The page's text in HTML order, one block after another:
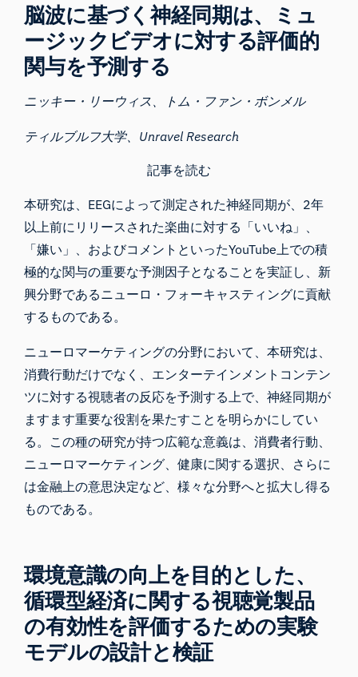
脳波に基づく神経同期は、ミュ
ージックビデオに対する評価的
関与を予測する
ニッキー・リーウィス、トム・ファン・ボンメル
ティルブルフ大学、 Unravel Research
記事を読む
本研究は、EEGによって測定された神経同期が、2年
以上前にリリースされた楽曲に対する「いいね」、
「嫌い」、およびコメントといったYouTube上での積
極的な関与の重要な予測因子となることを実証し、新
興分野であるニューロ・フォーキャスティングに貢献
するものである。
ニューロマーケティングの分野において、本研究は、
消費行動だけでなく、エンターテインメントコンテン
ツに対する視聴者の反応を予測する上で、神経同期が
ますます重要な役割を果たすことを明らかにしてい
る。この種の研究が持つ広範な意義は、消費者行動、
ニューロマーケティング、健康に関する選択、さらに
は金融上の意思決定など、様々な分野へと拡大し得る
ものである。
環境意識の向上を目的とした、
循環型経済に関する視聴覚製品
の有効性を評価するための実験
モデルの設計と検証